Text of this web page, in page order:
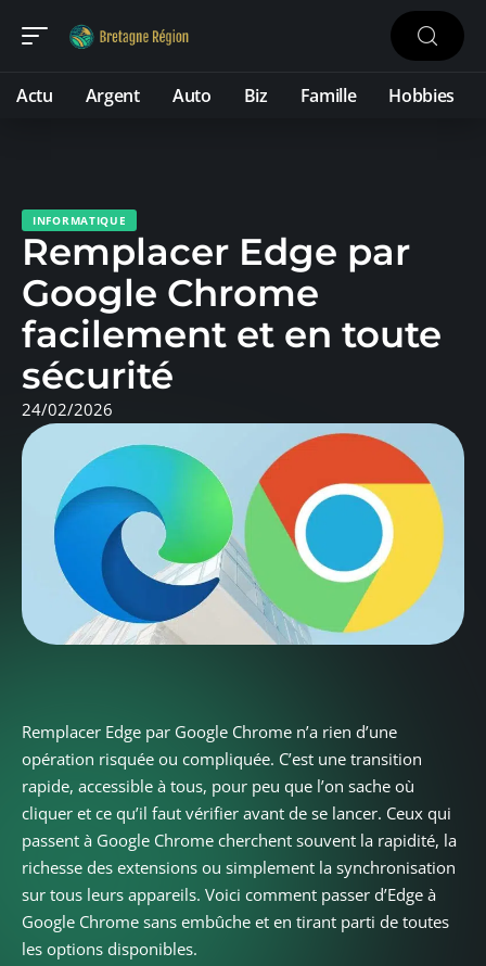
Actu Argent Auto Biz Famille Hobbies
INFORMATIQUE
Remplacer Edge par
Google Chrome
facilement et en toute
sécurité
24/02/2026
Remplacer Edge par Google Chrome n’a rien d’une
opération risquée ou compliquée. C’est une transition
rapide, accessible à tous, pour peu que l’on sache où
cliquer et ce qu’il faut vérifier avant de se lancer. Ceux qui
passent à Google Chrome cherchent souvent la rapidité, la
richesse des extensions ou simplement la synchronisation
sur tous leurs appareils. Voici comment passer d’Edge à
Google Chrome sans embûche et en tirant parti de toutes
les options disponibles.